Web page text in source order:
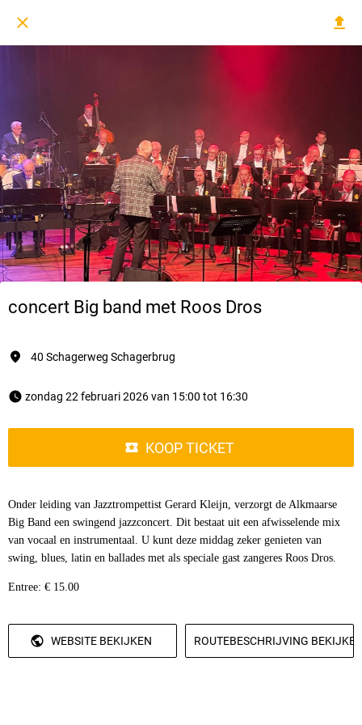
concert Big band met Roos Dros
40 Schagerweg Schagerbrug
zondag 22 februari 2026 van 15:00 tot 16:30
KOOP TICKET
Onder leiding van Jazztrompettist Gerard Kleijn, verzorgt de Alkmaarse
Big Band een swingend jazzconcert. Dit bestaat uit een afwisselende mix
van vocaal en instrumentaal. U kunt deze middag zeker genieten van
swing, blues, latin en ballades met als speciale gast zangeres Roos Dros.
Entree: € 15.00
WEBSITE BEKIJKEN ROUTEBESCHRIJVING